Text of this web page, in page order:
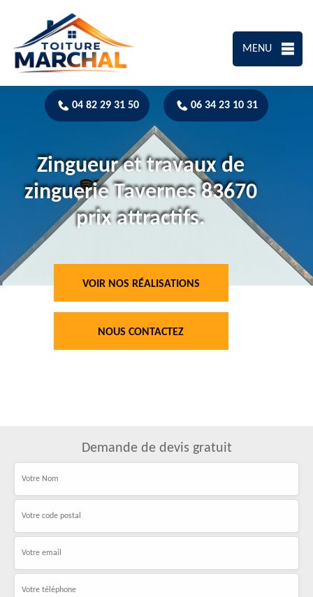
MENU
04 82 29 31 50 06 34 23 10 31
Zingueur et travaux de
zinguerie Tavernes 83670
prix attractifs.
VOIR NOS RÉALISATIONS
NOUS CONTACTEZ
Demande de devis gratuit